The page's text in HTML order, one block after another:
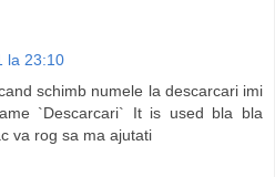
la 23:10
schimb numele la descarcari imi
`Descarcari` It is used bla bla
va rog sa ma ajutati